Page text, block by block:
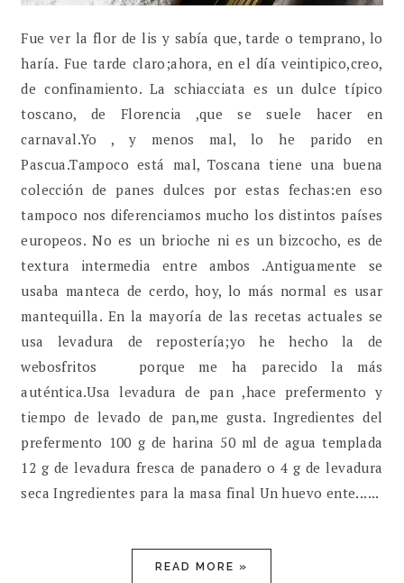
Fue ver la flor de lis y sabía que, tarde o temprano, lo
haría. Fue tarde claro;ahora, en el día veintipico,creo,
de confinamiento. La schiacciata es un dulce típico
toscano, de Florencia ,que se suele hacer en
carnaval.Yo , y menos mal, lo he parido en
Pascua.Tampoco está mal, Toscana tiene una buena
colección de panes dulces por estas fechas:en eso
tampoco nos diferenciamos mucho los distintos países
europeos. No es un brioche ni es un bizcocho, es de
textura intermedia entre ambos .Antiguamente se
usaba manteca de cerdo, hoy, lo más normal es usar
mantequilla. En la mayoría de las recetas actuales se
usa levadura de repostería;yo he hecho la de
webosfritos porque me ha parecido la más
auténtica.Usa levadura de pan ,hace prefermento y
tiempo de levado de pan,me gusta. Ingredientes del
prefermento 100 g de harina 50 ml de agua templada
12 g de levadura fresca de panadero o 4 g de levadura
seca Ingredientes para la masa final Un huevo ente......
READ MORE »